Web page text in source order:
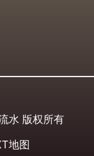
水 版权所有
地图